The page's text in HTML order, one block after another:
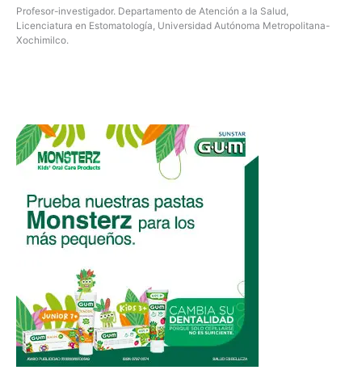
Profesor-investigador. Departamento de Atención a la Salud,
Licenciatura en Estomatología, Universidad Autónoma Metropolitana-
Xochimilco.